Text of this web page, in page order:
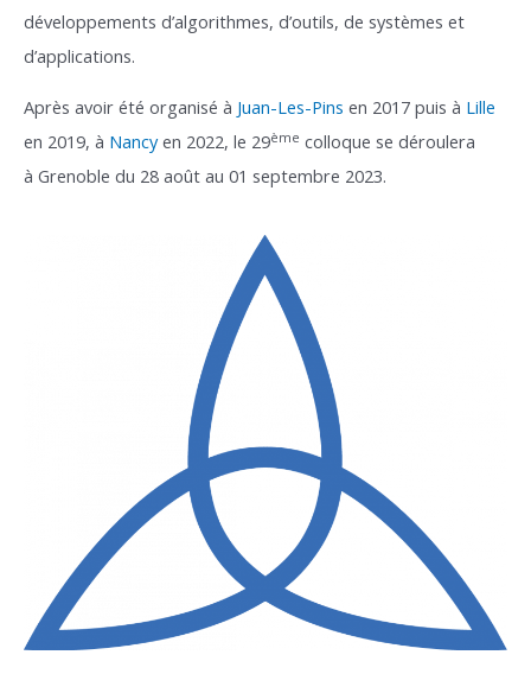
développements d’algorithmes, d’outils, de systèmes et
d’applications.
Après avoir été organisé à Juan-Les-Pins en 2017 puis à Lille
en 2019, à Nancyen 2022, le 29ème colloque se déroulera
à Grenoble du 28 août au 01 septembre 2023.